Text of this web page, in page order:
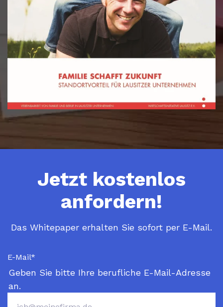
Jetzt kostenlos
anfordern!
Das Whitepaper erhalten Sie sofort per E-Mail.
E-Mail*
Geben Sie bitte Ihre berufliche E-Mail-Adresse
an.